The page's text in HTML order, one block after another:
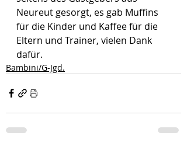
Neureut gesorgt, es gab Muffins
für die Kinder und Kaffee für die
Eltern und Trainer, vielen Dank
dafür.
Bambini/G-Jgd.